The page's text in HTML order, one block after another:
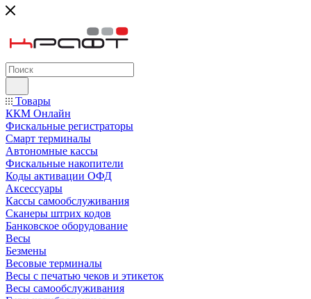
Товары
ККМ Онлайн
Фискальные регистраторы
Смарт терминалы
Автономные кассы
Фискальные накопители
Коды активации ОФД
Аксессуары
Кассы самообслуживания
Сканеры штрих кодов
Банковское оборудование
Весы
Безмены
Весовые терминалы
Весы с печатью чеков и этикеток
Весы самообслуживания